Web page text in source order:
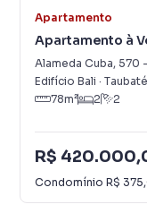
Apartamento
Apartamento à
Alameda Cuba, 570 -
Edifício Bali · Taubaté
78m² 2 2
R$
Condomínio R$